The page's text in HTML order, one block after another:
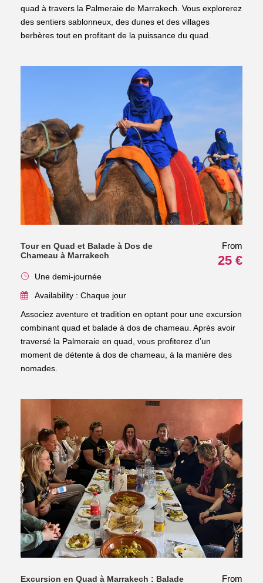
quad à travers la Palmeraie de Marrakech. Vous explorerez
des sentiers sablonneux, des dunes et des villages
berbères tout en profitant de la puissance du quad.
Tour en Quad et Balade à Dos de
Chameau à Marrakech
From
25 €
Une demi-journée
Availability : Chaque jour
Associez aventure et tradition en optant pour une excursion
combinant quad et balade à dos de chameau. Après avoir
traversé la Palmeraie en quad, vous profiterez d’un
moment de détente à dos de chameau, à la manière des
nomades.
Excursion en Quad à Marrakech : Balade From